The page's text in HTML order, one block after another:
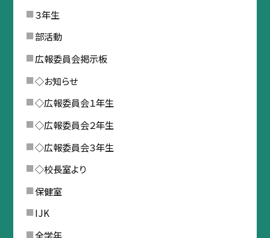
３年生
部活動
広報委員会掲示板
◇お知らせ
◇広報委員会１年生
◇広報委員会２年生
◇広報委員会３年生
◇校長室より
保健室
IJK
全学年